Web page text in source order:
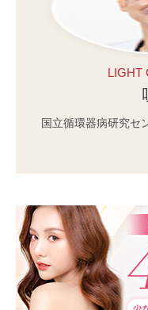
LIGHT
国立循環器病研究セ